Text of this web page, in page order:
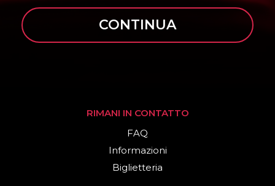
CONTINUA
RIMANI IN CONTATTO
FAQ
Informazioni
Biglietteria